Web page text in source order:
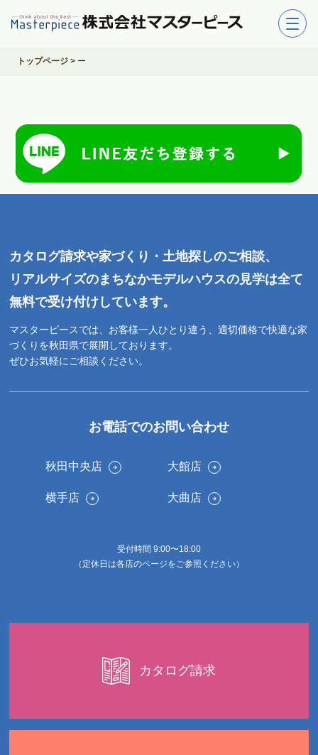
トップページ > ー
カタログ請求や家づくり・土地探しのご相談、
リアルサイズのまちなかモデルハウスの見学は全て
無料で受け付けしています。
マスターピースでは、お客様一人ひとり違う、適切価格で快適な家
づくりを秋田県で展開しております。
ぜひお気軽にご相談ください。
お電話でのお問い合わせ
秋田中央店 大館店
横手店 大曲店
受付時間 9:00〜18:00
（定休日は各店のページをご参照ください）
カタログ請求